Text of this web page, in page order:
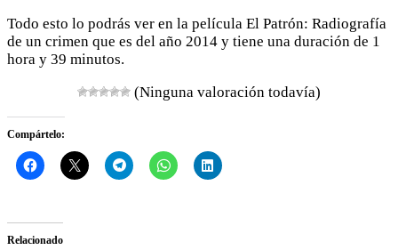
Todo esto lo podrás ver en la película El Patrón: Radiografía
de un crimen que es del año 2014 y tiene una duración de 1
hora y 39 minutos.
(Ninguna valoración todavía)
Compártelo:
Relacionado